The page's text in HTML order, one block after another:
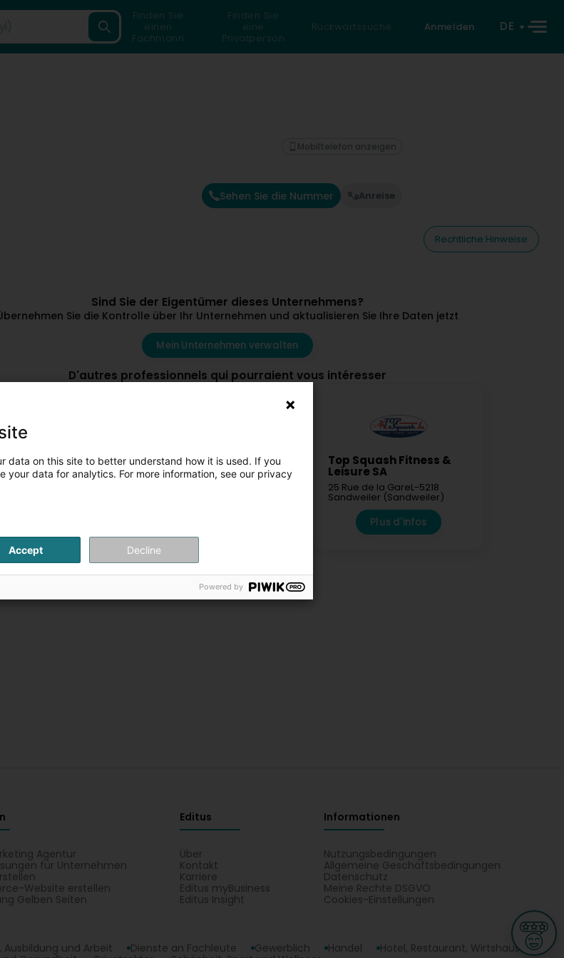
Finden Sie
einen
Fachmann
Finden Sie
eine
Privatperson
Rückwärtssuche Anmelden DE
Sehen Sie die Nummer Anreise
Mobiltelefon anzeigen
Rechtliche Hinweise
Sind Sie der Eigentümer dieses Unternehmens?
Sie die Kontrolle über Ihr Unternehmen und aktualisieren Sie Ihre Daten jetzt
Mein Unternehmen verwalten
D'autres professionnels qui pourraient vous intéresser
Bachelet -
Sportif & Pilates
THB - Boutique de
Nutrition Sportive
Top Squash Fitness &
Leisure SA
25 Rue de la GareL-5218
Sandweiler (Sandweiler)
Plus d'infos
Agentur
für Unternehmen
Website erstellen
Gelben Seiten
Editus
Über
Kontakt
Karriere
Editus myBusiness
Editus Insight
Informationen
Nutzungsbedingungen
Allgemeine Geschäftsbedingungen
Datenschutz
Meine Rechte DSGVO
Cookies-Einstellungen
Ausbildung und Arbeit Dienste an Fachleute Gewerblich Handel
Hotel, Restaurant, Wirtshaus
data on this site to better understand how it is used. If you
your data for analytics. For more information, see our privacy
Accept Decline
Powered by